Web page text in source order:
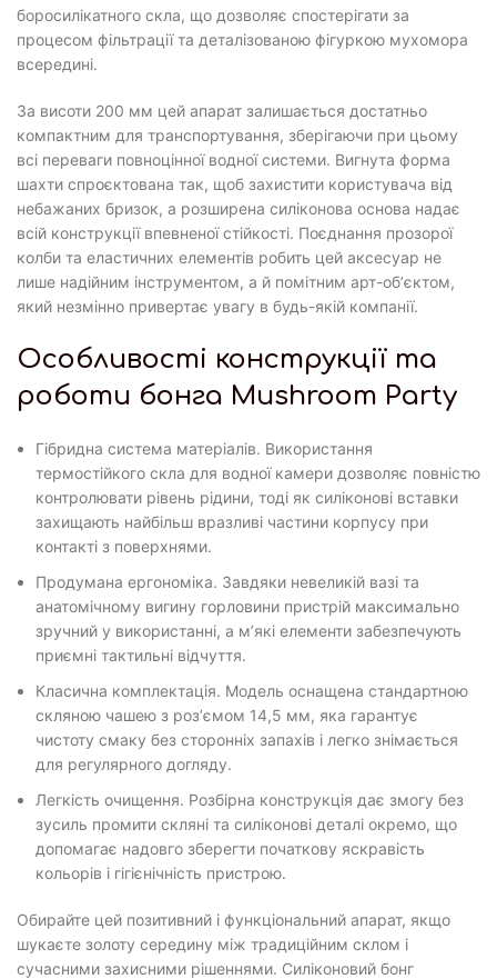
боросилікатного скла, що дозволяє спостерігати за
процесом фільтрації та деталізованою фігуркою мухомора
всередині.
За висоти 200 мм цей апарат залишається достатньо
компактним для транспортування, зберігаючи при цьому
всі переваги повноцінної водної системи. Вигнута форма
шахти спроєктована так, щоб захистити користувача від
небажаних бризок, а розширена силіконова основа надає
всій конструкції впевненої стійкості. Поєднання прозорої
колби та еластичних елементів робить цей аксесуар не
лише надійним інструментом, а й помітним арт-обʼєктом,
який незмінно привертає увагу в будь-якій компанії.
Особливості конструкції та
роботи бонга Mushroom Party
Гібридна система матеріалів. Використання
термостійкого скла для водної камери дозволяє повністю
контролювати рівень рідини, тоді як силіконові вставки
захищають найбільш вразливі частини корпусу при
контакті з поверхнями.
Продумана ергономіка. Завдяки невеликій вазі та
анатомічному вигину горловини пристрій максимально
зручний у використанні, а мʼякі елементи забезпечують
приємні тактильні відчуття.
Класична комплектація. Модель оснащена стандартною
скляною чашею з розʼємом 14,5 мм, яка гарантує
чистоту смаку без сторонніх запахів і легко знімається
для регулярного догляду.
Легкість очищення. Розбірна конструкція дає змогу без
зусиль промити скляні та силіконові деталі окремо, що
допомагає надовго зберегти початкову яскравість
кольорів і гігієнічність пристрою.
Обирайте цей позитивний і функціональний апарат, якщо
шукаєте золоту середину між традиційним склом і
сучасними захисними рішеннями. Силіконовий бонг